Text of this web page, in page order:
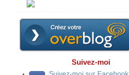
Suivez-moi